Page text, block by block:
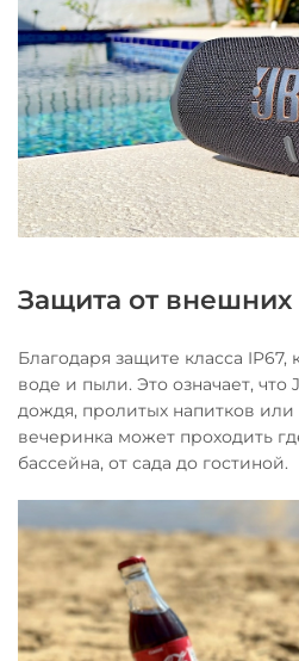
Защита от внешних
Благодаря защите класса IP67,
воде и пыли. Это означает, что
дождя, пролитых напитков
вечеринка может проходить
бассейна, от сада до гостиной.